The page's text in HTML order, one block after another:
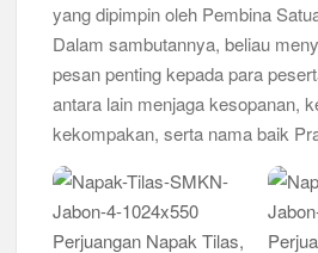
Kwarran Porong Gembleng Penegak
Keprotokoleran
Tumbuhkan Ceria dan Karakter Sejak
Ceria Bersama Pramuka Siaga:
dan Berkarakter
yang dipimpin oleh Pembina
Dalam sambutannya, beliau
pesan penting kepada para
antara lain menjaga kesopanan,
kekompakan, serta nama baik